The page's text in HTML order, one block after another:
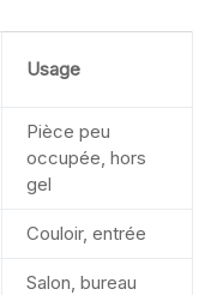
Usage
Pièce peu
occupée, hors
gel
Couloir, entrée
Salon, bureau